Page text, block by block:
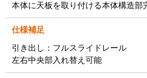
本体に天板を取り付ける本体構造部
仕様補足
引き出し：フルスライドレール
左右中央部入れ替え可能